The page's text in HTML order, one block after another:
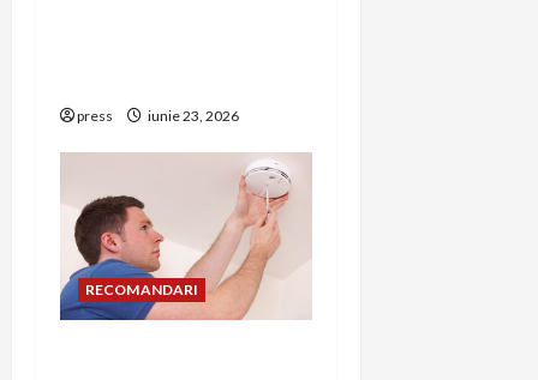
o
n
press iunie 23, 2026
RECOMANDARI